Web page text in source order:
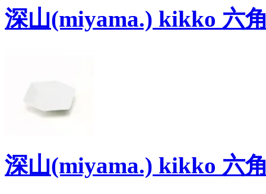
深山(miyama.) kikko 六
深山(miyama.) kikko 六